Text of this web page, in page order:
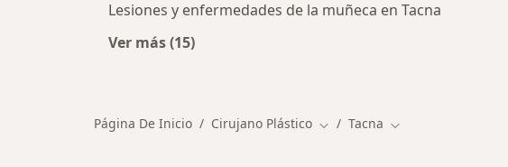
Lesiones y enfermedades de la muñeca en Tacna
Ver más (15)
Página De Inicio Cirujano Plástico Cambiar de ciudad
Tacna Cambiar de ciudad